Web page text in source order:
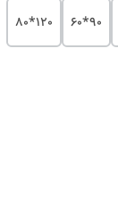
90*60
120*80